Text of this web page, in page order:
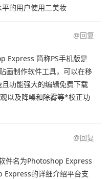
的用户使用二美妆
@回复
Express 简称PS手机版是
画制作软件工具，可以在移
功能强大的编辑免费下载
以及降噪和除雾等*校正功
@回复
件名为Photoshop Express
Express的详细介绍平台支